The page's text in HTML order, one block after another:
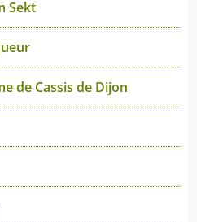
Sekt
de Cassis de Dijon